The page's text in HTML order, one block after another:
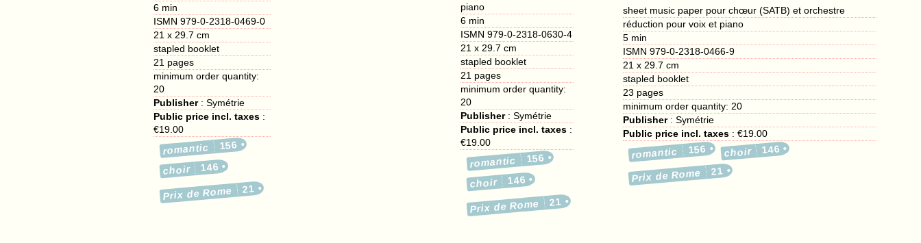
6 min
ISMN 979-0-2318-0469-0
21 x 29.7 cm
stapled booklet
21 pages
minimum order quantity:
20
Publisher:Symétrie
Public price incl. taxes :
€19.00
romantic 156
choir 146
Prix de Rome 21
piano
6 min
ISMN 979-0-2318-0630-4
21 x 29.7 cm
stapled booklet
21 pages
minimum order quantity:
20
Publisher:Symétrie
Public price incl. taxes :
€19.00
romantic 156
choir 146
Prix de Rome 21
sheet music paper pour chœur (SATB) et orchestre
réduction pour voix et piano
5 min
ISMN 979-0-2318-0466-9
21 x 29.7 cm
stapled booklet
23 pages
minimum order quantity: 20
Publisher:Symétrie
Public price incl. taxes :€19.00
romantic 156 choir 146
Prix de Rome 21